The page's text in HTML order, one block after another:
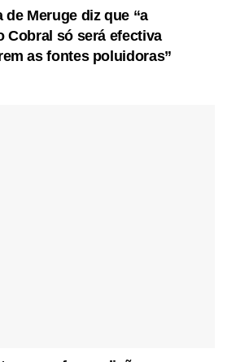
Meruge diz que “a
Cobral só será efectiva
as fontes poluidoras”